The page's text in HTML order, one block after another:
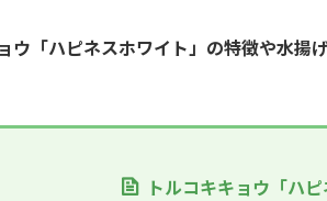
ウ「ハピネスホワイト」の特徴や水揚
トルコキキョウ「ハ